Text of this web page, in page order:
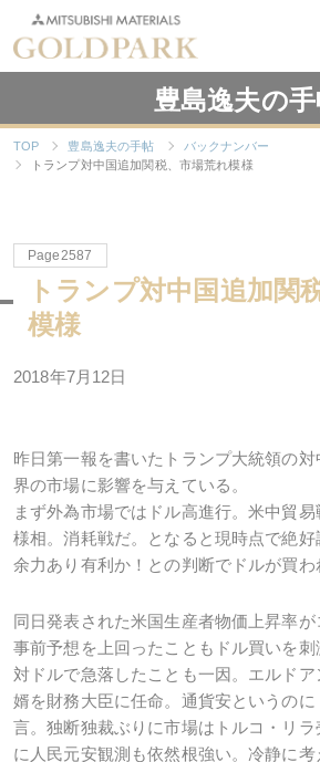
豊島逸夫の
TOP 豊島逸夫の手帖
バックナンバー
トランプ対中国追加関税、市場荒れ模様
Page2587
トランプ対中国追加関
模様
2018年7月12日
昨日第一報を書いたトランプ大統領の
界の市場に影響を与えている。
まず外為市場ではドル高進行。米中貿
様相。消耗戦だ。となると現時点で絶
余力あり有利か！との判断でドルが買わ
同日発表された米国生産者物価上昇率が
事前予想を上回ったこともドル買いを
対ドルで急落したことも一因。エルド
婿を財務大臣に任命。通貨安というの
言。独断独裁ぶりに市場はトルコ・リ
に人民元安観測も依然根強い。冷静に